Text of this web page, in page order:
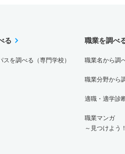
る
スを調べる（専門学校）
職業を調べ
職業名から調
職業分野から
適職・適学診
職業マンガ
～見つけよう